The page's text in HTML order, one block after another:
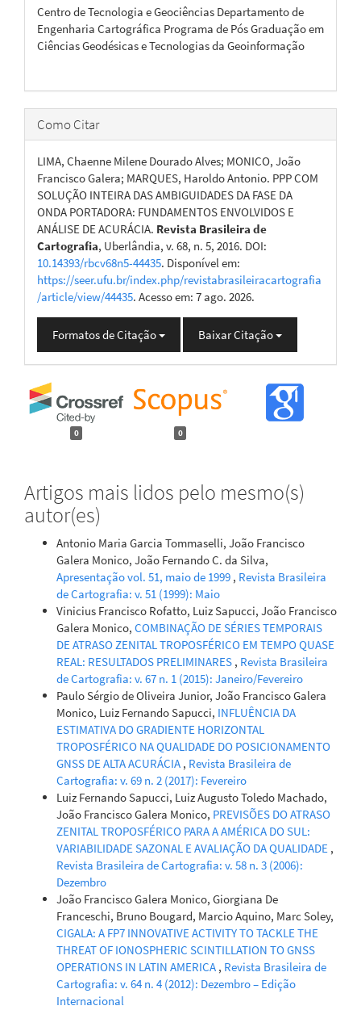
Centro de Tecnologia e Geociências Departamento de
Engenharia Cartográfica Programa de Pós Graduação em
Ciências Geodésicas e Tecnologias da Geoinformação
Como Citar
LIMA, Chaenne Milene Dourado Alves; MONICO, João
Francisco Galera; MARQUES, Haroldo Antonio. PPP COM
SOLUÇÃO INTEIRA DAS AMBIGUIDADES DA FASE DA
ONDA PORTADORA: FUNDAMENTOS ENVOLVIDOS E
ANÁLISE DE ACURÁCIA. Revista Brasileira de
Cartografia, Uberlândia, v. 68, n. 5, 2016. DOI:
10.14393/rbcv68n5-44435. Disponível em:
https://seer.ufu.br/index.php/revistabrasileiracartografia
/article/view/44435. Acesso em: 7 ago. 2026.
Formatos de Citação Baixar Citação
0 0
Artigos mais lidos pelo mesmo(s)
autor(es)
Antonio Maria Garcia Tommaselli, João Francisco
Galera Monico, João Fernando C. da Silva,
Apresentação vol. 51, maio de 1999 , Revista Brasileira
de Cartografia: v. 51 (1999): Maio
Vinicius Francisco Rofatto, Luiz Sapucci, João Francisco
Galera Monico, COMBINAÇÃO DE SÉRIES TEMPORAIS
DE ATRASO ZENITAL TROPOSFÉRICO EM TEMPO QUASE
REAL: RESULTADOS PRELIMINARES , Revista Brasileira
de Cartografia: v. 67 n. 1 (2015): Janeiro/Fevereiro
Paulo Sérgio de Oliveira Junior, João Francisco Galera
Monico, Luiz Fernando Sapucci, INFLUÊNCIA DA
ESTIMATIVA DO GRADIENTE HORIZONTAL
TROPOSFÉRICO NA QUALIDADE DO POSICIONAMENTO
GNSS DE ALTA ACURÁCIA , Revista Brasileira de
Cartografia: v. 69 n. 2 (2017): Fevereiro
Luiz Fernando Sapucci, Luiz Augusto Toledo Machado,
João Francisco Galera Monico, PREVISÕES DO ATRASO
ZENITAL TROPOSFÉRICO PARA A AMÉRICA DO SUL:
VARIABILIDADE SAZONAL E AVALIAÇÃO DA QUALIDADE ,
Revista Brasileira de Cartografia: v. 58 n. 3 (2006):
Dezembro
João Francisco Galera Monico, Giorgiana De
Franceschi, Bruno Bougard, Marcio Aquino, Marc Soley,
CIGALA: A FP7 INNOVATIVE ACTIVITY TO TACKLE THE
THREAT OF IONOSPHERIC SCINTILLATION TO GNSS
OPERATIONS IN LATIN AMERICA , Revista Brasileira de
Cartografia: v. 64 n. 4 (2012): Dezembro – Edição
Internacional